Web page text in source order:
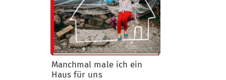
Manchmal male ich ein
Haus für uns